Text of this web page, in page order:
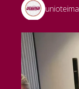
unioteima